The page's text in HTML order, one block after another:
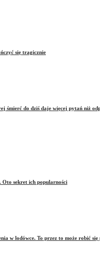
się tragicznie
śmierć do dziś daje więcej pytań niż
Oto sekret ich popularności
w lodówce. To przez to może robić się